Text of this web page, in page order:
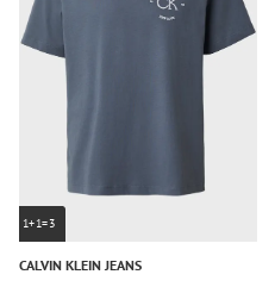
1+1=3
CALVIN KLEIN JEANS